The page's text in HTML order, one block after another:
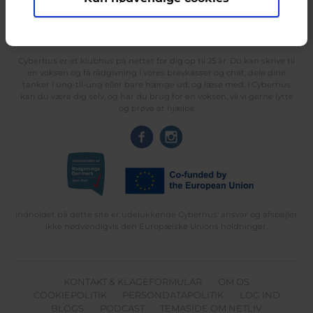
Cyberhus er et klubhus på nettet for dig op til 25 år. Du kan skrive til
en voksen og få rådgivning i vores brevkasser og chat, dele dine
tanker i ung-til-ung eller bare hænge ud, og læse med. I Cyberhus
kan du være dig selv, og har du brug for en voksen, vil vi gerne lytte
og prøve at hjælpe
Indholdet på dette site er udelukkende Cyberhus' ansvar og afspejler
ikke nødvendigvis den Europæiske Unions holdninger.
KONTAKT & KLAGEFORMULAR
OM OS
COOKIEPOLITIK
PERSONDATAPOLITIK
LOG IND
BLOGS
PODCAST TEMASIDE OM NETLIV